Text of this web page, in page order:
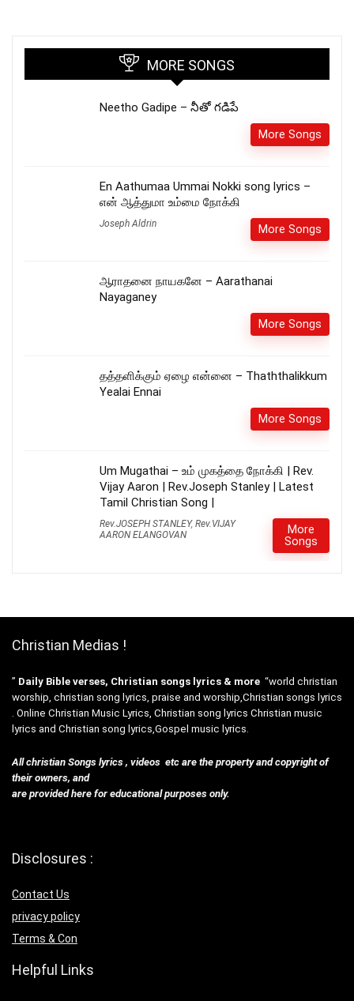
MORE SONGS
Neetho Gadipe – నీతో గడిపే
More Songs
En Aathumaa Ummai Nokki song lyrics –
என் ஆத்துமா உம்மை நோக்கி
Joseph Aldrin More Songs
ஆராதனை நாயகனே – Aarathanai
Nayaganey
More Songs
தத்தளிக்கும் ஏழை என்னை – Thaththalikkum
Yealai Ennai
More Songs
Um Mugathai – உம் முகத்தை நோக்கி | Rev.
Vijay Aaron | Rev.Joseph Stanley | Latest
Tamil Christian Song |
Rev.JOSEPH STANLEY, Rev.VIJAY
AARON ELANGOVAN
More
Songs
Christian Medias !
” Daily Bible verses, Christian songs lyrics & more “world christian
worship, christian song lyrics, praise and worship,Christian songs lyrics
. Online Christian Music Lyrics, Christian song lyrics Christian music
lyrics and Christian song lyrics,Gospel music lyrics.
All christian Songs lyrics , videos etc are the property and copyright of
their owners, and
are provided here for educational purposes only.
Disclosures :
Contact Us
privacy policy
Terms & Con
Helpful Links